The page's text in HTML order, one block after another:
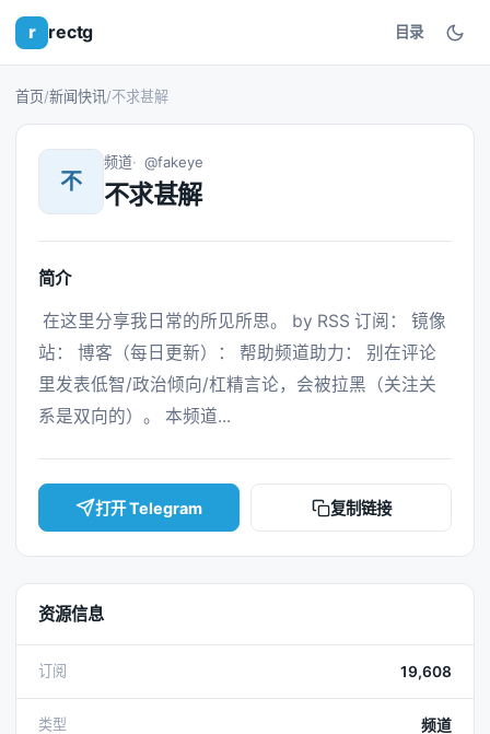
r rectg 目录
首页/新闻快讯/不求甚解
不
频道 @fakeye
不求甚解
简介
站： 博客（每日更新）： 帮助频道助力： 别在评论
里发表低智/政治倾向/杠精言论，会被拉黑（关注关
系是双向的）。 本频道...
打开 Telegram 复制链接
资源信息
订阅 19,608
类型 频道